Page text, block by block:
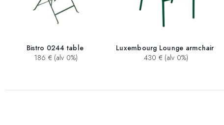
Bistro 0244 table
186 € (alv 0%)
Luxembourg Lounge armchair
430 € (alv 0%)